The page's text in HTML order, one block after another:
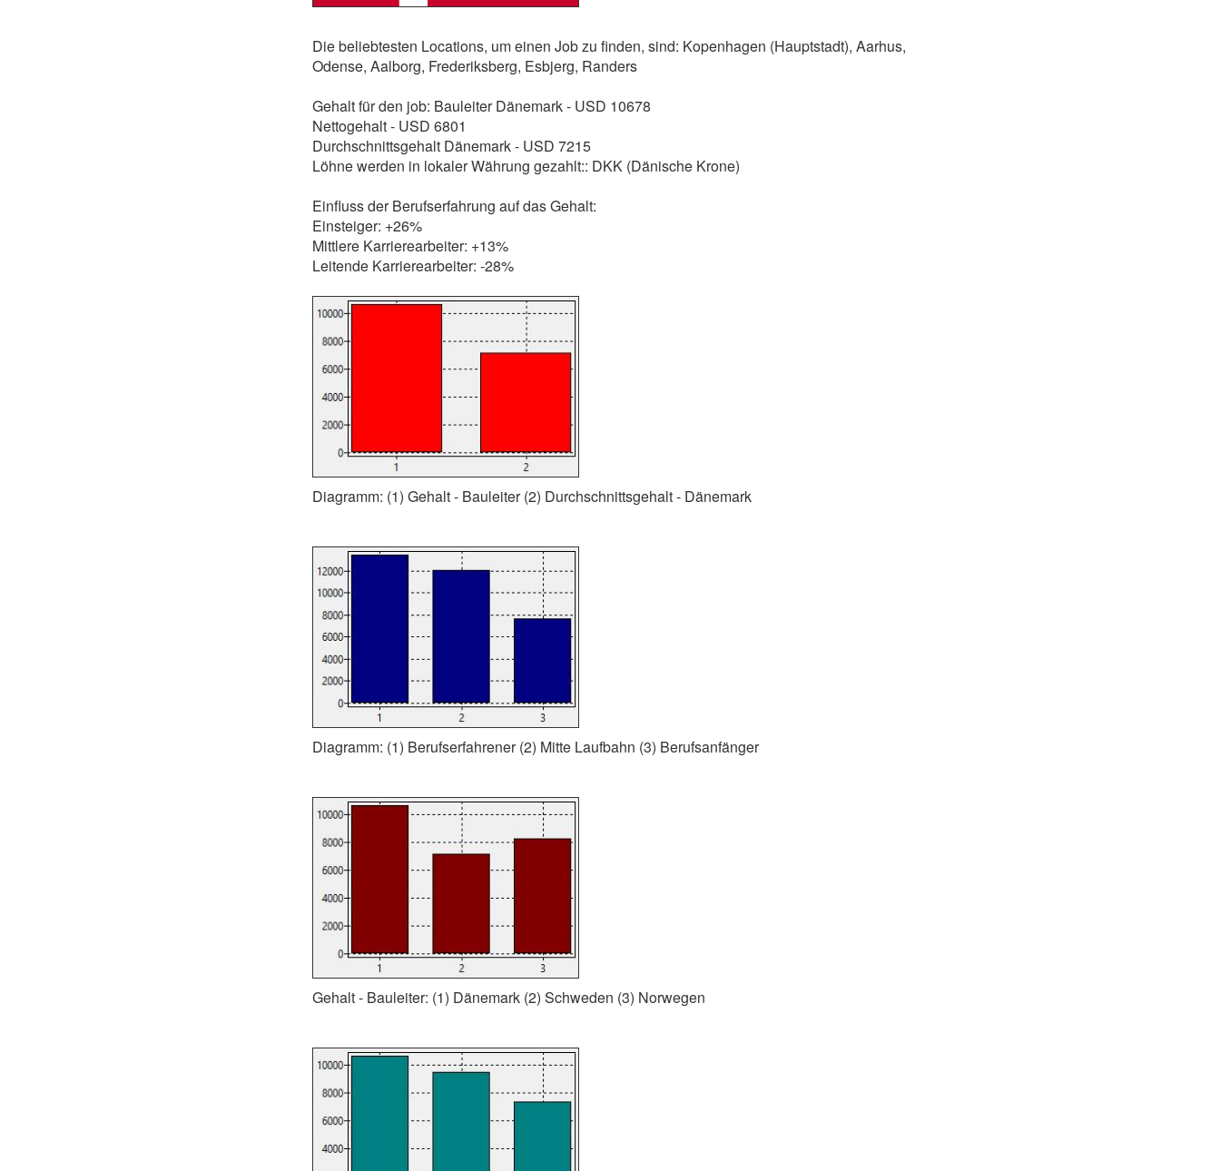
Die beliebtesten Locations, um einen Job zu finden, sind: Kopenhagen (Hauptstadt), Aarhus,
Odense, Aalborg, Frederiksberg, Esbjerg, Randers
Gehalt für den job: Bauleiter Dänemark - USD 10678
Nettogehalt - USD 6801
Durchschnittsgehalt Dänemark - USD 7215
Löhne werden in lokaler Währung gezahlt:: DKK (Dänische Krone)
Einfluss der Berufserfahrung auf das Gehalt:
Einsteiger: +26%
Mittlere Karrierearbeiter: +13%
Leitende Karrierearbeiter: -28%
Diagramm: (1) Gehalt - Bauleiter (2) Durchschnittsgehalt - Dänemark
Diagramm: (1) Berufserfahrener (2) Mitte Laufbahn (3) Berufsanfänger
Gehalt - Bauleiter: (1) Dänemark (2) Schweden (3) Norwegen